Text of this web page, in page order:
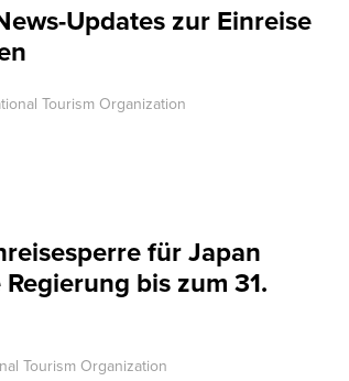
Updates zur Einreise
Tourism Organization
für Japan
bis zum 31.
Tourism Organization